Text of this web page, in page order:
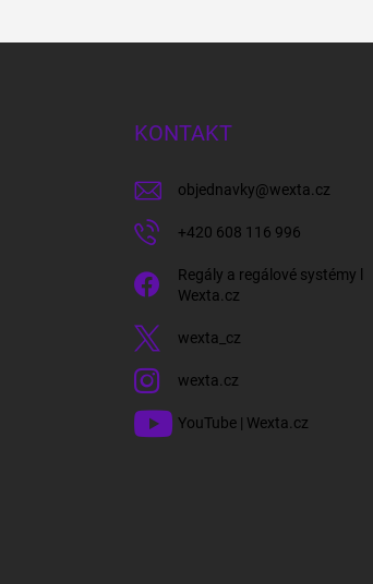
KONTAKT
objednavky@wexta.cz
+420 608 116 996
Regály a regálové systémy l
Wexta.cz
wexta_cz
wexta.cz
YouTube | Wexta.cz